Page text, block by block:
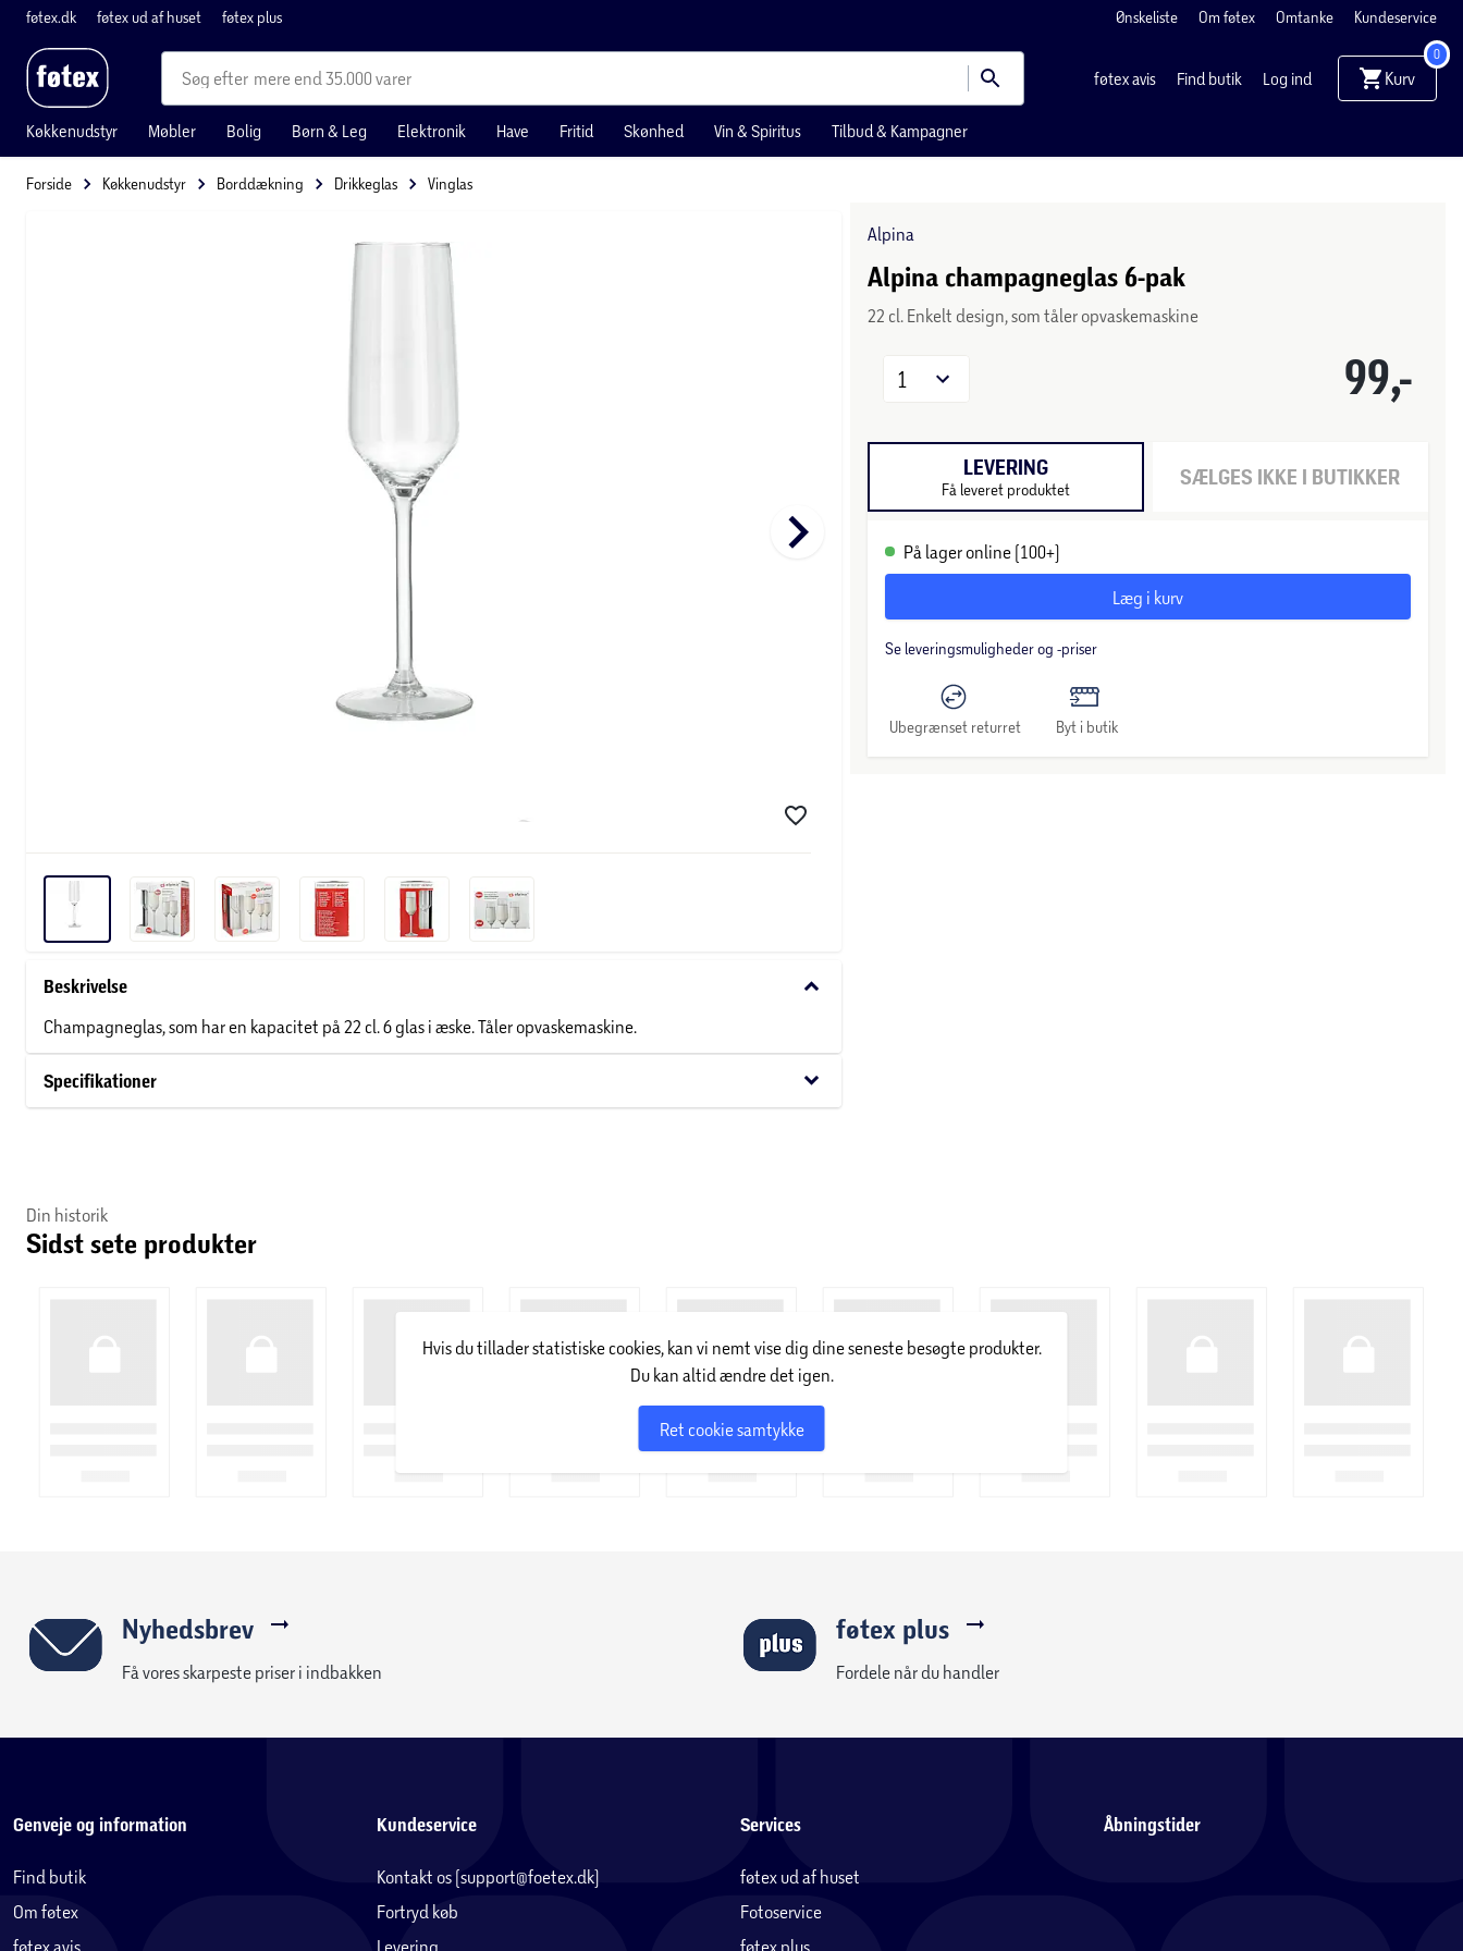
føtex.dk føtex ud af huset føtex plus Ønskeliste Om føtex Omtanke Kundeservice
mere end 35.000 varer føtex avis Find butik Log ind Kurv
0
Køkkenudstyr Møbler Bolig Børn & Leg Elektronik Have Fritid Skønhed Vin & Spiritus Tilbud & Kampagner
Forside Køkkenudstyr Borddækning Drikkeglas Vinglas
keyboard_arrow_right
Beskrivelse keyboard_arrow_down
Champagneglas, som har en kapacitet på 22 cl. 6 glas i æske. Tåler opvaskemaskine.
Specifikationer keyboard_arrow_down
Alpina
Alpina champagneglas 6-pak
22 cl. Enkelt design, som tåler opvaskemaskine
99,-
1
LEVERING
Få leveret produktet SÆLGES IKKE I BUTIKKER
På lager online (100+)
Læg i kurv
Se leveringsmuligheder og -priser
Ubegrænset returret Byt i butik
Din historik
Sidst sete produkter
Hvis du tillader statistiske cookies, kan vi nemt vise dig dine seneste besøgte produkter.
Du kan altid ændre det igen.
Ret cookie samtykke
Nyhedsbrev
Få vores skarpeste priser i indbakken
føtex plus
Fordele når du handler
Genveje og information
Find butik
Om føtex
føtex avis
Kundeservice
Kontakt os (support@foetex.dk)
Fortryd køb
Levering
Services
føtex ud af huset
Fotoservice
føtex plus
Åbningstider